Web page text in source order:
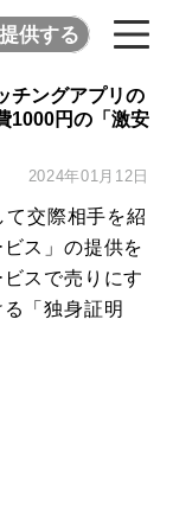
供する
チングアプリの
1000円の「激安
2024年01月12日
交際相手を紹
ス」の提供を
スで売りにす
「独身証明